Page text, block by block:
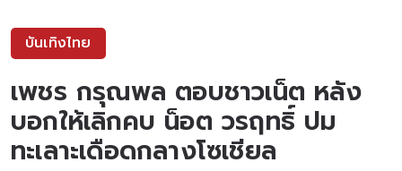
บันเทิงไทย
เพชร กรุณพล ตอบชาวเน็ต หลัง
บอกให้เลิกคบ น็อต วรฤทธิ์ ปม
ทะเลาะเดือดกลางโซเชียล